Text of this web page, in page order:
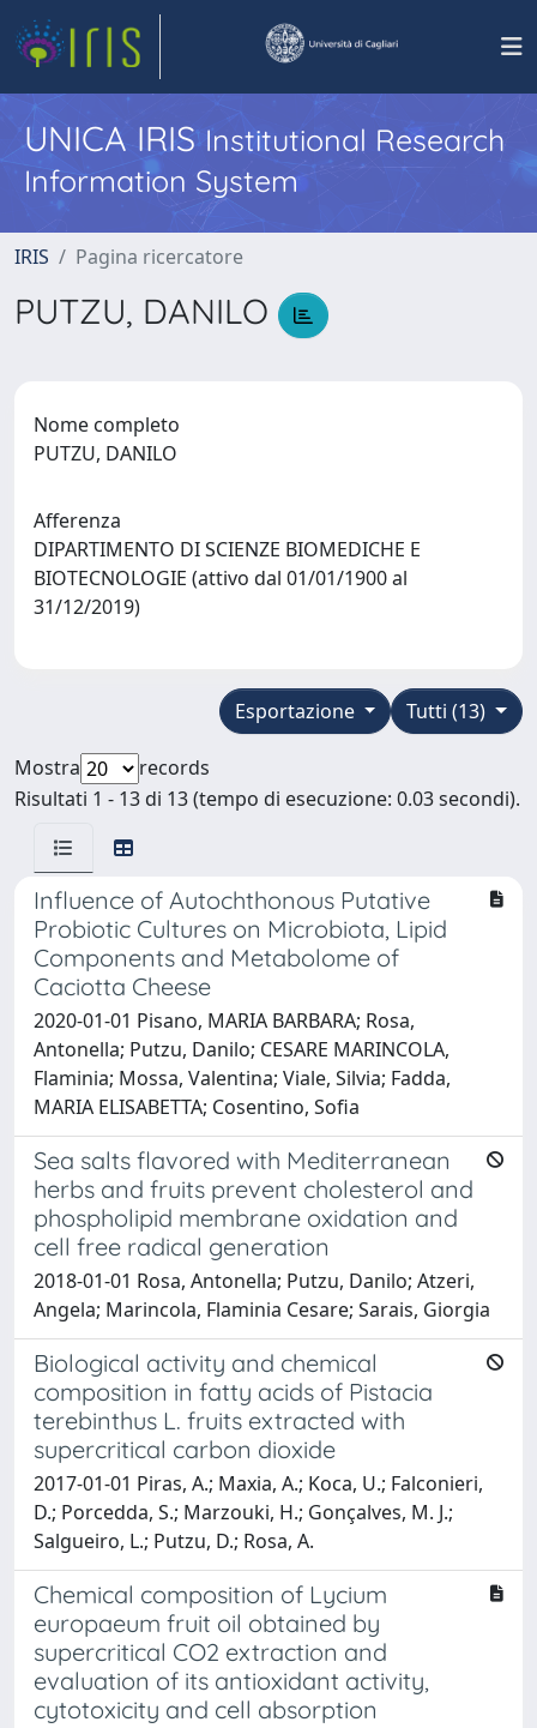
UNICA IRISInstitutional Research
Information System
IRIS Pagina ricercatore
PUTZU, DANILO
Nome completo
PUTZU, DANILO
Afferenza
DIPARTIMENTO DI SCIENZE BIOMEDICHE E
BIOTECNOLOGIE (attivo dal 01/01/1900 al
31/12/2019)
Tutti (13)
Esportazione
Mostra
records
Risultati 1 - 13 di 13 (tempo di esecuzione: 0.03 secondi).
Influence of Autochthonous Putative
Probiotic Cultures on Microbiota, Lipid
Components and Metabolome of
Caciotta Cheese
2020-01-01 Pisano, MARIA BARBARA; Rosa,
Antonella; Putzu, Danilo; CESARE MARINCOLA,
Flaminia; Mossa, Valentina; Viale, Silvia; Fadda,
MARIA ELISABETTA; Cosentino, Sofia
Sea salts flavored with Mediterranean
herbs and fruits prevent cholesterol and
phospholipid membrane oxidation and
cell free radical generation
2018-01-01 Rosa, Antonella; Putzu, Danilo; Atzeri,
Angela; Marincola, Flaminia Cesare; Sarais, Giorgia
Biological activity and chemical
composition in fatty acids of Pistacia
terebinthus L. fruits extracted with
supercritical carbon dioxide
2017-01-01 Piras, A.; Maxia, A.; Koca, U.; Falconieri,
D.; Porcedda, S.; Marzouki, H.; Gonçalves, M. J.;
Salgueiro, L.; Putzu, D.; Rosa, A.
Chemical composition of Lycium
europaeum fruit oil obtained by
supercritical CO2 extraction and
evaluation of its antioxidant activity,
cytotoxicity and cell absorption